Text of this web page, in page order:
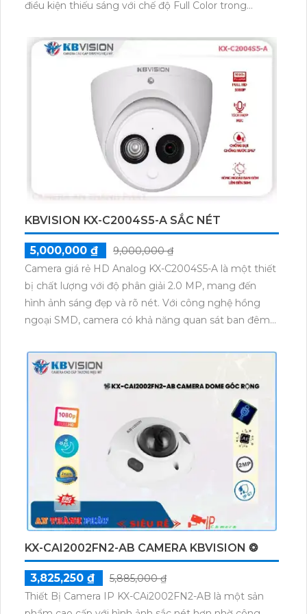
điều kiện thiếu sáng với chế độ Full Color trong
việc sử dụng ban đêm trong các công trình với hiệu
quả cao mà lại tiết kiệm chi phí. Camera này cũng
được trang bị công nghệ IP Wifi đảm bảo kết nối
mạnh mẽ và ổn định. Thiết kế của nó cực kỳ tinh tế
và sang trọng, và có thể xoay 360 độ. Một ưu điểm
đặc biệt của sản phẩm là khả năng báo động tại chỗ,
nháy sáng nếu có sự xâm nhập đảm bảo an ninh.
KBVISION KX-C2004S5-A SẮC NÉT
5,000,000 ₫
9,000,000 ₫
Camera giá rẻ HD Analog KX-C2004S5-A là một thiết
bị chất lượng với độ phân giải 2.0 MP, mang đến
hình ảnh sáng đẹp và rõ nét. Với công nghệ hồng
ngoại SMD, camera có khả năng quan sát ban đêm
tiết kiệm và phù hợp cho cửa hàng, gia đình và căn
hộ. Thiết kế dome kim loại chuyên dụng cho quan
sát đêm, camera có thể truyền tải hình ảnh trên
nhiều công nghệ như AHD, CVI, TVI, BCS và HD.
Chức năng ổn định của hệ thống giúp đảm bảo kết
quả quan sát chất lượng và âm thanh thu được rõ
KX-CAI2002FN2-AB CAMERA KBVISION ❂
3,825,250 ₫
5,885,000 ₫
Thiết Bị Camera IP KX-CAi2002FN2-AB là một sản